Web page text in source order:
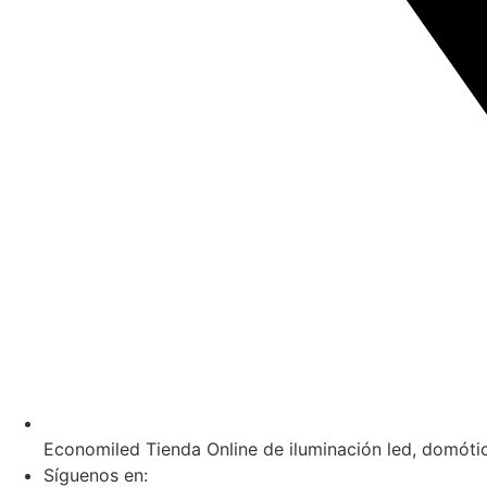
Economiled Tienda Online de iluminación led,
Síguenos en: